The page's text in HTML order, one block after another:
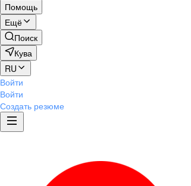
Помощь
Ещё
Поиск
Кува
RU
Войти
Войти
Создать резюме